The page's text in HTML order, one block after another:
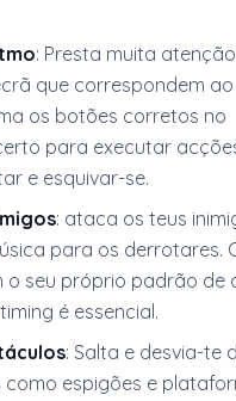
: Presta muita
que correspondem
os botões corretos no
para executar
e esquivar-se.
: ataca os teus
para os derrotares.
o seu próprio padrão de
é essencial.
: Salta e desvia-te
espigões e